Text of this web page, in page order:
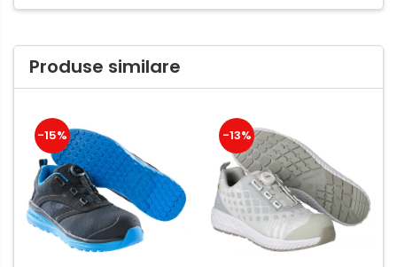
Produse similare
-15% -13%